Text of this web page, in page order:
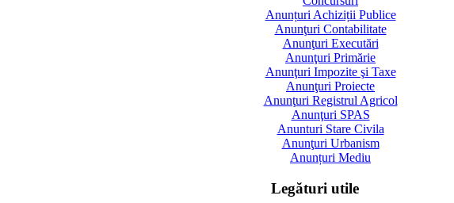
Anunțuri Achiziții Publice
Anunţuri Contabilitate
Anunţuri Executări
Anunţuri Primărie
Anunţuri Impozite şi Taxe
Anunţuri Proiecte
Anunţuri Registrul Agricol
Anunţuri SPAS
Anunturi Stare Civila
Anunţuri Urbanism
Anunțuri Mediu
Legături utile